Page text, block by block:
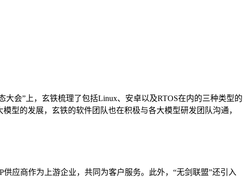
会”上，玄铁梳理了包括Linux、安卓以及RTOS在内的三种类型的
型的发展，玄铁的软件团队也在积极与各大模型研发团队沟通，
应商作为上游企业，共同为客户服务。此外，“无剑联盟”还引入